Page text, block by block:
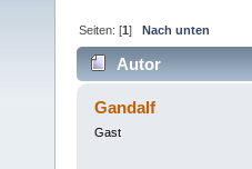
Seiten: [1]Nach unten
Autor
Gandalf
Gast